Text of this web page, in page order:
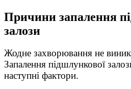
Причини запалення
залози
Жодне захворювання не
Запалення підшлункової
наступні фактори.